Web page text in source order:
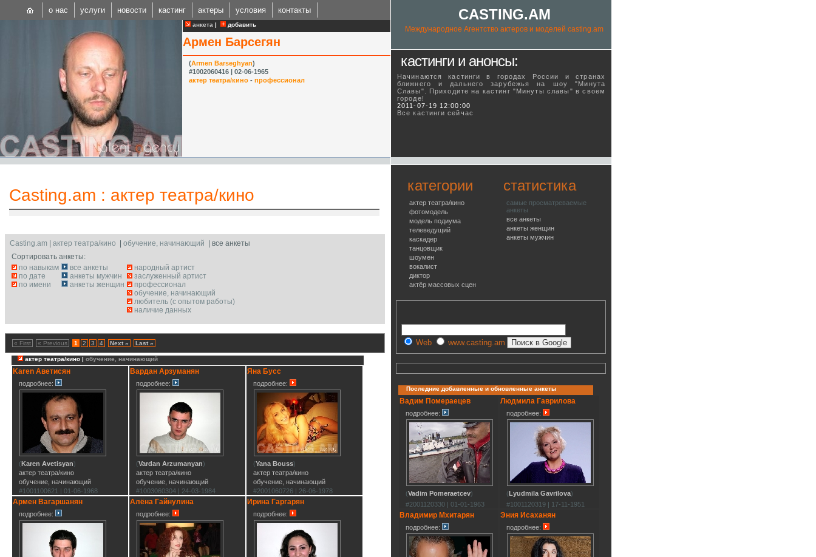
анкета | добавить
Армен Барсегян
(Armen Barseghyan)
#1002060416 | 02-06-1965
актер театра/кино - профессионал
Casting.am : актер театра/кино
Casting.am актер театра/кино обучение, начинающий | все анкеты
Сортировать анкеты:
по навыкам
по дате
по имени
все анкеты
анкеты мужчин
анкеты женщин
народный артист
заслуженный артист
профессионал
обучение, начинающий
любитель (с опытом работы)
наличие данных
« First « Previous 1 2 3 4 Next » Last »
актер театра/кино | обучение, начинающий
Karen Аветисян
подробнее:
(Karen Avetisyan)
актер театра/кино
обучение, начинающий
#1001100621 | 01-06-1968
Вардан Арзуманян
подробнее:
(Vardan Arzumanyan)
актер театра/кино
обучение, начинающий
#1003060304 | 24-03-1984
Яна Бусс
подробнее:
(Yana Bouss)
актер театра/кино
обучение, начинающий
#2001060726 | 26-06-1978
Армен Вагаршанян
подробнее:
Алёна Гайнулина
подробнее:
Ирина Гаргарян
подробнее:
о нас услуги новости кастинг актеры условия контакты CASTING.AM
Международное Агентство актеров и моделей casting.am
кастинги и анонсы:
Начинаются кастинги в городах России и странах
ближнего и дальнего зарубежья на шоу "Минута
Славы". Приходите на кастинг "Минуты славы" в своeм
городе!
2011-07-19 12:00:00
Все кастинги сейчас
категории
актер театра/кино
фотомодель
модель подиума
телеведущий
каскадер
танцовщик
шоумен
вокалист
диктор
актёр массовых сцен
статистика
самые просматреваемые
анкеты
все анкеты
анкеты женщин
анкеты мужчин
Web www.casting.am
Последние добавленные и обновленные анкеты
Вадим Помераецев
подробнее:
(Vadim Pomeraetcev)
#2001120330 | 01-01-1963
Людмила Гаврилова
подробнее:
(Lyudmila Gavrilova)
#1001120319 | 17-11-1951
Владимир Мхитарян
подробнее:
Эния Исаханян
подробнее: